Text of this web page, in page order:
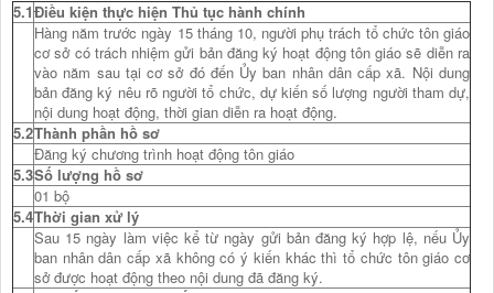
5.1Điều kiện thực hiện Thủ tục hành chính
Hàng năm trước ngày 15 tháng 10, người phụ trách tổ chức tôn giáo
cơ sở có trách nhiệm gửi bản đăng ký hoạt động tôn giáo sẽ diễn ra
vào năm sau tại cơ sở đó đến Ủy ban nhân dân cấp xã. Nội dung
bản đăng ký nêu rõ người tổ chức, dự kiến số lượng người tham dự,
nội dung hoạt động, thời gian diễn ra hoạt động.
5.2Thành phần hồ sơ
Đăng ký chương trình hoạt động tôn giáo
5.3Số lượng hồ sơ
01 bộ
5.4Thời gian xử lý
Sau 15 ngày làm việc kể từ ngày gửi bản đăng ký hợp lệ, nếu Ủy
ban nhân dân cấp xã không có ý kiến khác thì tổ chức tôn giáo cơ
sở được hoạt động theo nội dung đã đăng ký.